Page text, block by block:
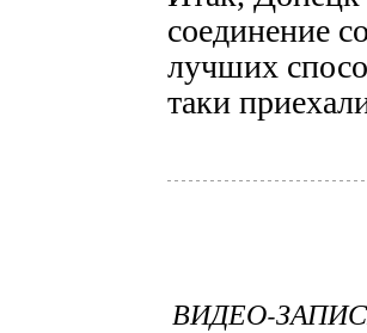
соединение
лучших
таки
ВИДЕО-